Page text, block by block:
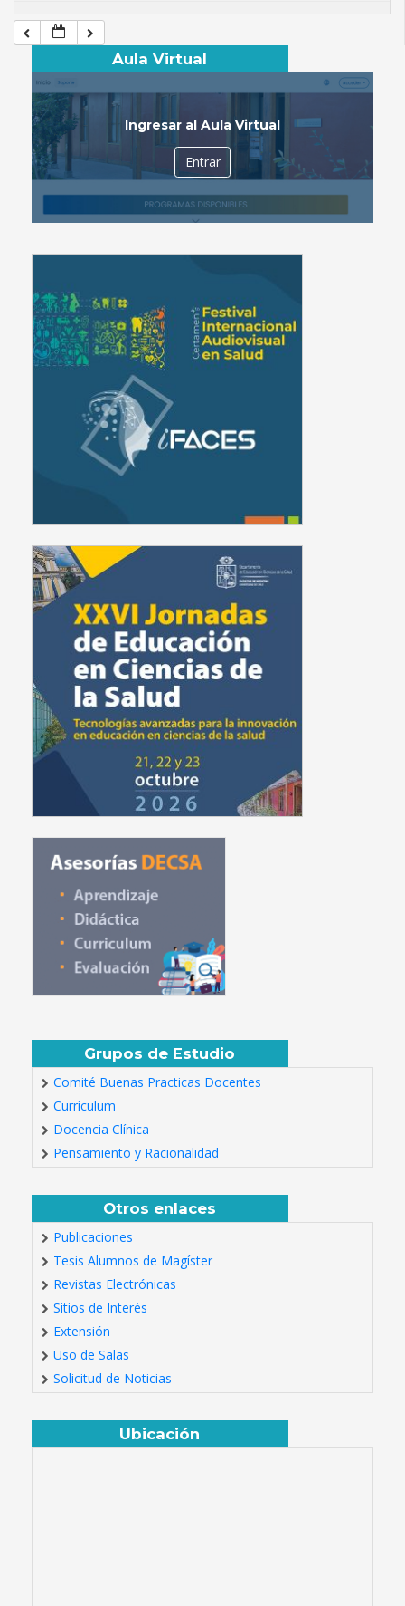
Aula Virtual
Ingresar al Aula Virtual
Entrar
Grupos de Estudio
Comité Buenas Practicas Docentes
Currículum
Docencia Clínica
Pensamiento y Racionalidad
Otros enlaces
Publicaciones
Tesis Alumnos de Magíster
Revistas Electrónicas
Sitios de Interés
Extensión
Uso de Salas
Solicitud de Noticias
Ubicación